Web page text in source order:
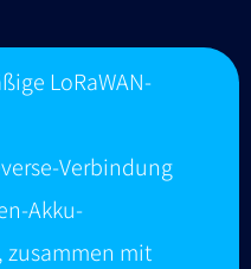
LoRaWAN-
Verbindung
Akku-
mit